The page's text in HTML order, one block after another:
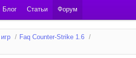
Блог Статьи Форум
/ Faq Counter-Strike 1.6 /